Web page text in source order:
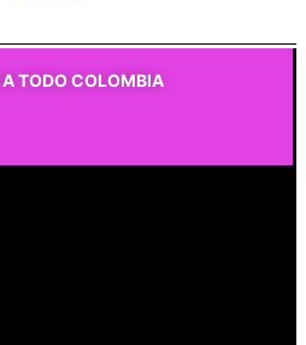
TODO COLOMBIA